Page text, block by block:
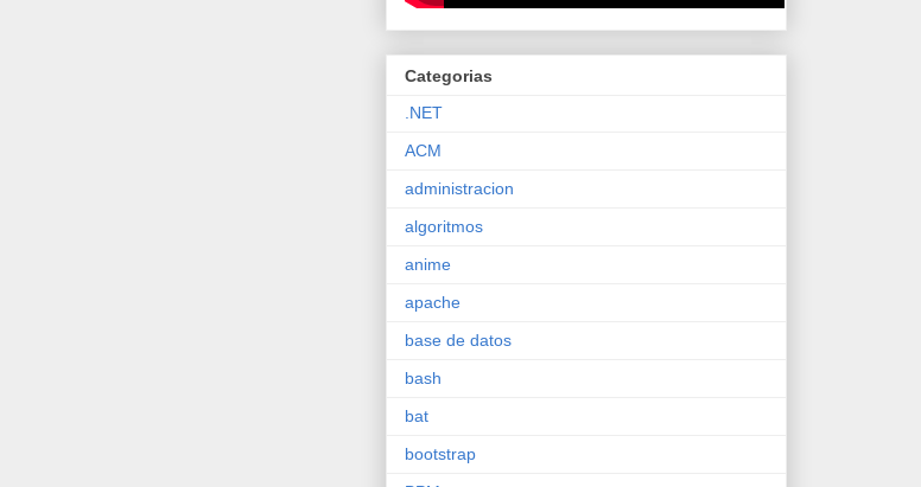
Categorias
.NET
ACM
administracion
algoritmos
anime
apache
base de datos
bash
bat
bootstrap